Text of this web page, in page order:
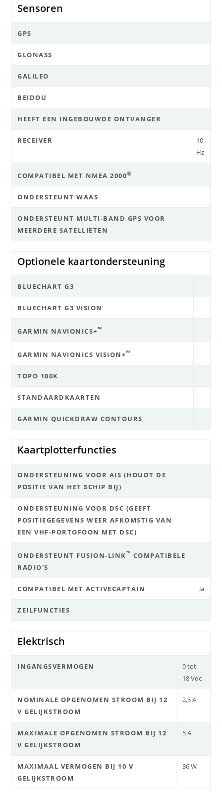
Sensoren
GPS
GLONASS
GALILEO
BEIDOU
HEEFT EEN INGEBOUWDE ONTVANGER
RECEIVER
10
Hz
COMPATIBEL MET NMEA 2000®
ONDERSTEUNT WAAS
ONDERSTEUNT MULTI-BAND GPS VOOR
MEERDERE SATELLIETEN
Optionele kaartondersteuning
BLUECHART G3
BLUECHART G3 VISION
GARMIN NAVIONICS+™
GARMIN NAVIONICS VISION+™
TOPO 100K
STANDAARDKAARTEN
GARMIN QUICKDRAW CONTOURS
Kaartplotterfuncties
ONDERSTEUNING VOOR AIS (HOUDT DE
POSITIE VAN HET SCHIP BIJ)
ONDERSTEUNING VOOR DSC (GEEFT
POSITIEGEGEVENS WEER AFKOMSTIG VAN
EEN VHF-PORTOFOON MET DSC)
ONDERSTEUNT FUSION-LINK™ COMPATIBELE
RADIO'S
COMPATIBEL MET ACTIVECAPTAIN Ja
ZEILFUNCTIES
Elektrisch
INGANGSVERMOGEN
9 tot
18 Vdc
NOMINALE OPGENOMEN STROOM BIJ 12
V GELIJKSTROOM
2,5 A
MAXIMALE OPGENOMEN STROOM BIJ 12
V GELIJKSTROOM
5 A
MAXIMAAL VERMOGEN BIJ 10 V
GELIJKSTROOM
36 W